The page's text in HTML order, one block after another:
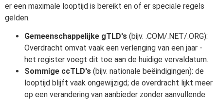
er een maximale looptijd is bereikt en of er speciale regels
gelden.
Gemeenschappelijke gTLD's (bijv. .COM/.NET/.ORG):
Overdracht omvat vaak een verlenging van een jaar -
het register voegt dit toe aan de huidige vervaldatum.
Sommige ccTLD's (bijv. nationale beëindigingen): de
looptijd blijft vaak ongewijzigd; de overdracht lijkt meer
op een verandering van aanbieder zonder aanvullende